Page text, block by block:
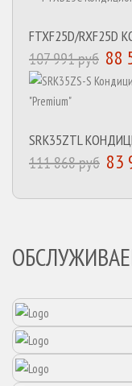
FTXF25D/RXF25D
107 991 руб 88
SRK35ZTL
111 868 руб 83